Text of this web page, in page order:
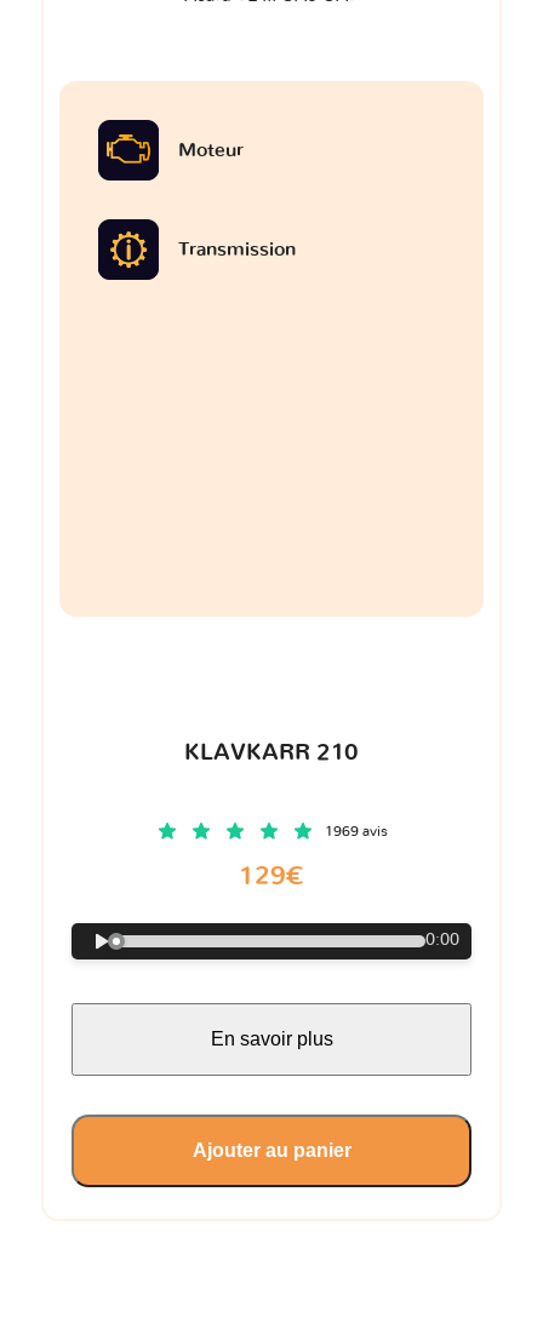
Moteur
Transmission
KLAVKARR 210
1969 avis
129€
0:00
En savoir plus
Ajouter au panier